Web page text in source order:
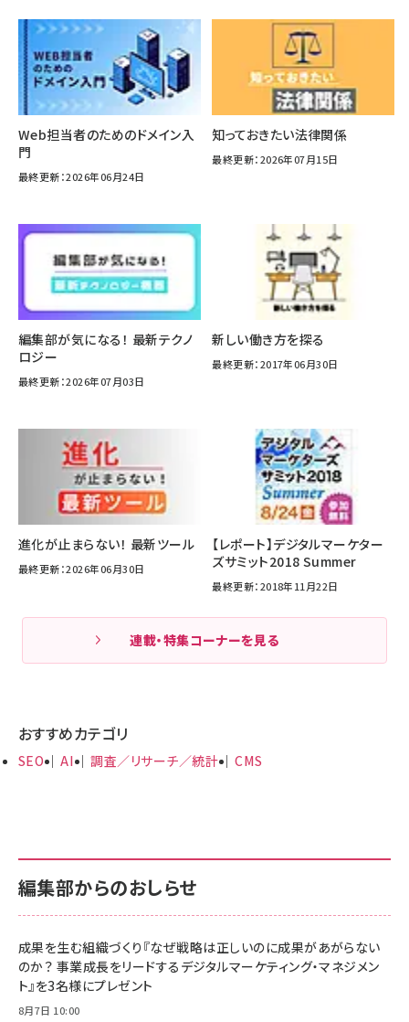
Web担当者のためのドメイン入
門
最終更新：2026年06月24日
知っておきたい法律関係
最終更新：2026年07月15日
編集部が気になる！ 最新テクノ
ロジー
最終更新：2026年07月03日
新しい働き方を探る
最終更新：2017年06月30日
進化が止まらない！ 最新ツール
最終更新：2026年06月30日
【レポート】デジタルマーケター
ズサミット2018 Summer
最終更新：2018年11月22日
連載・特集コーナーを見る
おすすめカテゴリ
SEO AI 調査／リサーチ／統計 CMS
編集部からのおしらせ
成果を生む組織づくり『なぜ戦略は正しいのに成果があがらない
のか？ 事業成長をリードするデジタルマーケティング・マネジメン
ト』を3名様にプレゼント
8月7日 10:00